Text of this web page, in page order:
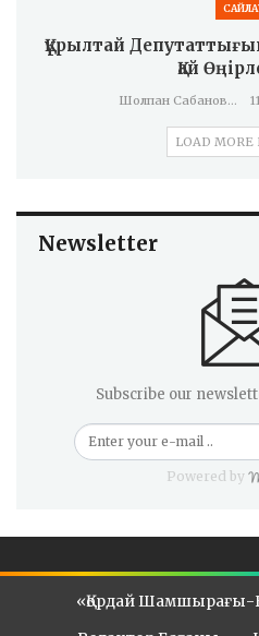
Құрылтай
Қай
Шолпан Сабанова
LOAD MORE
Newsletter
Subscribe our
Powered by
«Қордай